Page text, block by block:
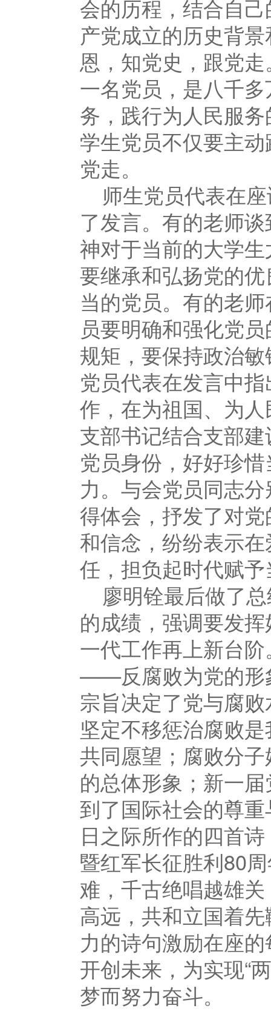
会的历程，结合自
产党成立的历史背
恩，知党史，跟党
一名党员，是八千
务，践行为人民服
学生党员不仅要主
党走。
师生党员代表在
了发言。有的老师
神对于当前的大学
要继承和弘扬党的
当的党员。有的老
员要明确和强化党
规矩，要保持政治
党员代表在发言中
作，在为祖国、为
支部书记结合支部
党员身份，好好珍
力。与会党员同志
得体会，抒发了对
和信念，纷纷表示
任，担负起时代赋
廖明铨最后做了
的成绩，强调要发
一代工作再上新台
——反腐败为党的形
宗旨决定了党与腐
坚定不移惩治腐败
共同愿望；腐败分
的总体形象；新一
到了国际社会的尊
日之际所作的四首
暨红军长征胜利80
难，千古绝唱越雄
高远，共和立国着
力的诗句激励在座
开创未来，为实现“
梦而努力奋斗。